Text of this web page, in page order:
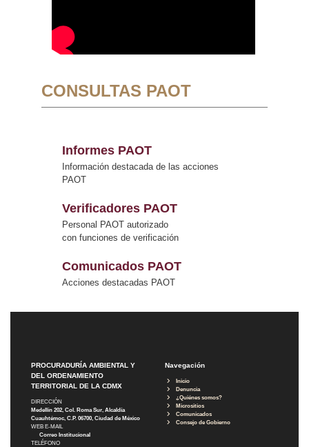
CONSULTAS PAOT
Informes PAOT
Información destacada de las acciones
PAOT
Verificadores PAOT
Personal PAOT autorizado
con funciones de verificación
Comunicados PAOT
Acciones destacadas PAOT
PROCURADURÍA AMBIENTAL Y
DEL ORDENAMIENTO
TERRITORIAL DE LA CDMX
DIRECCIÓN
Medellín 202, Col. Roma Sur, Alcaldía
Cuauhtémoc, C.P. 06700, Ciudad de México
WEB E-MAIL
Correo Institucional
TELÉFONO
Navegación
Inicio
Denuncia
¿Quiénes somos?
Micrositios
Comunicados
Consejo de Gobierno